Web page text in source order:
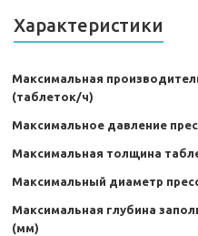
Характеристики
Максимальная
(таблеток/ч)
Максимальное давление
Максимальная толщина
Максимальный диаметр
Максимальная глубина
(мм)